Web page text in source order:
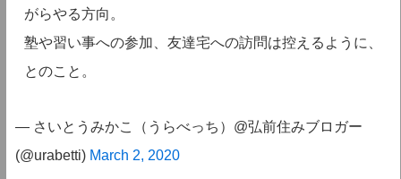
がらやる方向。
塾や習い事への参加、友達宅への訪問は控えるように、
とのこと。
— さいとうみかこ（うらべっち）@弘前住みブロガー
(@urabetti) March 2, 2020